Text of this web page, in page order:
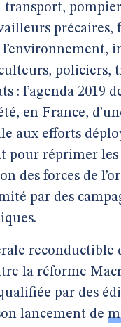
transport,
précaires,
l’environnement,
policiers,
: l’agenda 2019
en France,
aux efforts
pour réprimer
des forces de
par des
reconductible
la réforme
par des
lancement de